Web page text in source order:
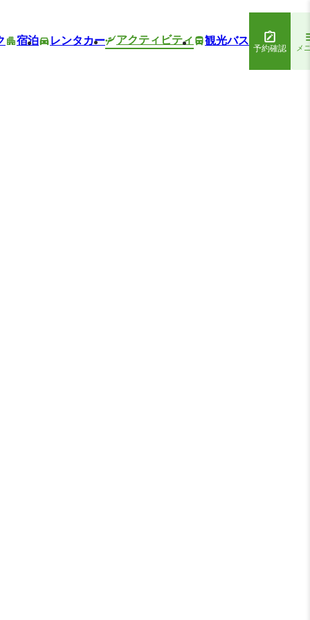
宿泊 レンタカー アクティビティ 観光バス
予約確認 メ